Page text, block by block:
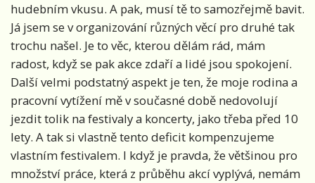
hudebním vkusu. A pak, musí tě to samozřejmě bavit.
Já jsem se v organizování různých věcí pro druhé tak
trochu našel. Je to věc, kterou dělám rád, mám
radost, když se pak akce zdaří a lidé jsou spokojení.
Další velmi podstatný aspekt je ten, že moje rodina a
pracovní vytížení mě v současné době nedovolují
jezdit tolik na festivaly a koncerty, jako třeba před 10
lety. A tak si vlastně tento deficit kompenzujeme
vlastním festivalem. I když je pravda, že většinou pro
množství práce, která z průběhu akcí vyplývá, nemám